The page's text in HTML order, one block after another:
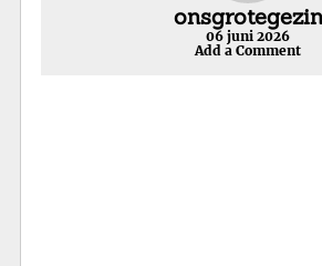
onsgrotegezin
06 juni 2026
Add a Comment